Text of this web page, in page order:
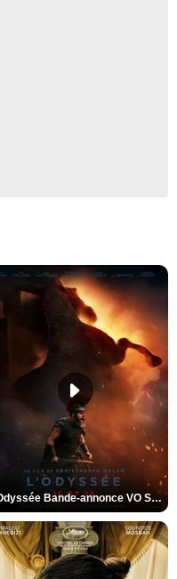
L'Odyssée Bande-annonce VO STFR